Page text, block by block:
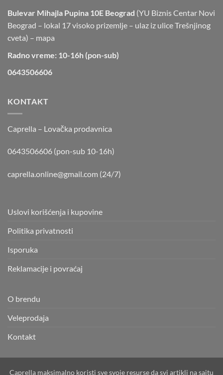
Bulevar Mihajla Pupina 10E Beograd (YU Biznis Centar Novi
Beograd – lokal 17 visoko prizemlje – ulaz iz ulice Trešnjinog
cveta) – mapa
Radno vreme: 10-16h (pon-sub)
0643506606
KONTAKT
Caprella – Lovačka prodavnica
0643506606 (pon-sub 10-16h)
caprella.online@gmail.com (24/7)
Uslovi korišćenja i kupovine
Politika privatnosti
Isporuka
Reklamacije i povraćaj
O brendu
Veleprodaja
Kontakt
Caprella maksimalno koristi sve svoje resurse da svi artikli na sajtu